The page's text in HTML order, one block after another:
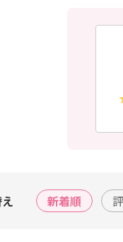
新着順